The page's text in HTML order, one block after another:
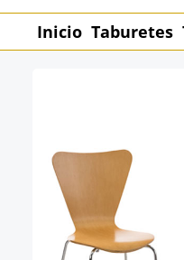
Inicio Taburetes